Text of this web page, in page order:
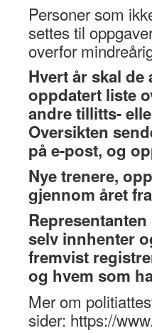
Personer som
settes til
overfor
Hvert år skal
oppdatert liste
andre tillitts-
Oversikten
på e-post, og
Nye trenere,
gjennom året
selv innhenter
fremvist
og hvem som
Mer om
sider: https://